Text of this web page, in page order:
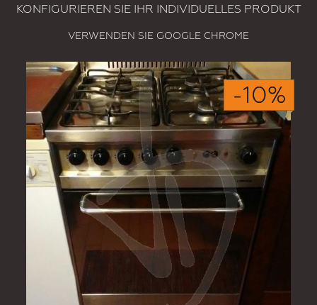
KONFIGURIEREN SIE IHR INDIVIDUELLES PRODUKT
VERWENDEN SIE GOOGLE CHROME
-10%